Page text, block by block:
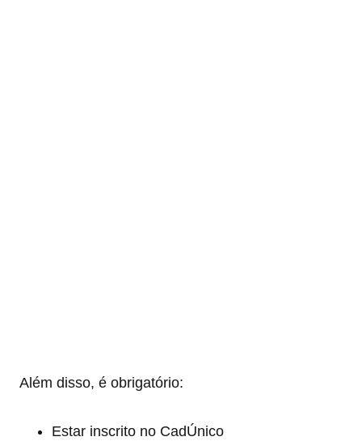
Além disso, é obrigatório:
Estar inscrito no CadÚnico